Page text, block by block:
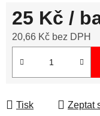
25 Kč /
20,66 Kč bez DPH
Tisk Zeptat